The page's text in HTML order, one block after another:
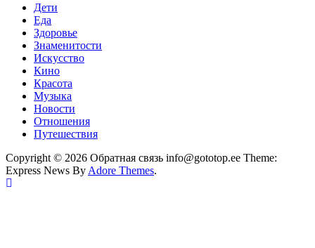
Дети
Еда
Здоровье
Знаменитости
Искусство
Кино
Красота
Музыка
Новости
Отношения
Путешествия
Copyright © 2026 Обратная связь info@gototop.ee Theme:
Express News By Adore Themes.